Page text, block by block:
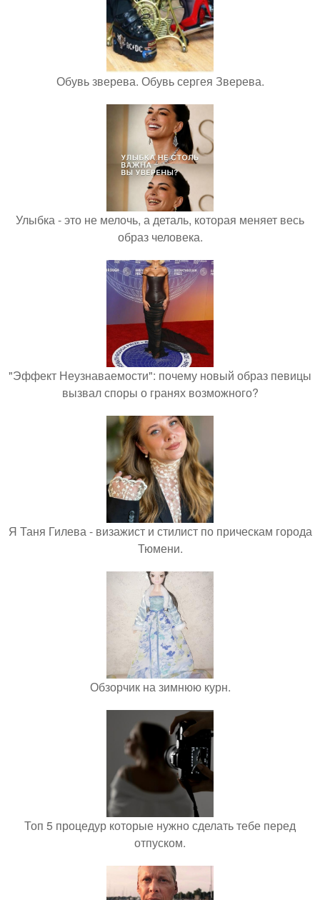
Обувь зверева. Обувь сергея Зверева.
Улыбка - это не мелочь, а деталь, которая меняет весь
образ человека.
"Эффект Неузнаваемости": почему новый образ певицы
вызвал споры о гранях возможного?
Я Таня Гилева - визажист и стилист по прическам города
Тюмени.
Обзорчик на зимнюю курн.
Топ 5 процедур которые нужно сделать тебе перед
отпуском.